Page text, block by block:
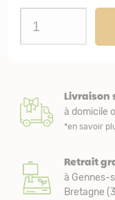
Livraison
à domicile
*en savoir
Retrait
à Gennes-
Bretagne